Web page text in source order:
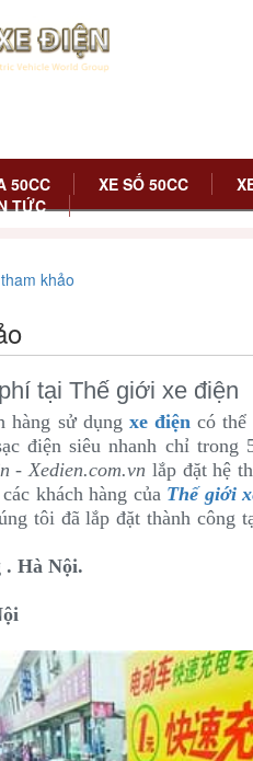
50CC XE SỐ 50CC
TỨC
khảo
tại Thế giới xe điện
hàng sử dụng xe điện có
điện siêu nhanh chỉ trong
- Xedien.com.vn lắp đặt hệ
khách hàng của Thế giới
tôi đã lắp đặt thành công
. Hà Nội.